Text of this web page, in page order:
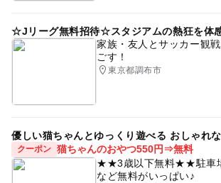
☆Jリーグ無料招待☆スタジアムの熱狂を体
家族・友人とサッカー観
ごす！
東京都調布市
優しい猫ちゃんとゆっくり遊べる おしゃれ
クーポン 猫ちゃんのおやつ550円⇒無料
★★3歳以下無料★★駐車
など無料がいっぱい♪